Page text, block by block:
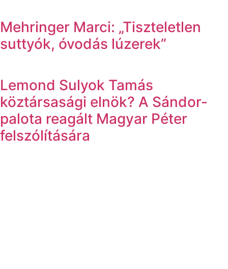
Mehringer Marci: „Tiszteletlen
suttyók, óvodás lúzerek”
Lemond Sulyok Tamás
köztársasági elnök? A Sándor-
palota reagált Magyar Péter
felszólítására